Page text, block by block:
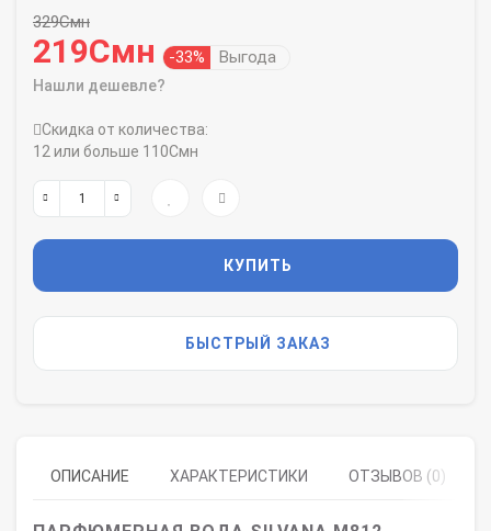
329Смн
219Смн -33% Выгода
Нашли дешевле?
Скидка от количества:
12 или больше 110Смн
КУПИТЬ
БЫСТРЫЙ ЗАКАЗ
ОПИСАНИЕ ХАРАКТЕРИСТИКИ ОТЗЫВОВ (0)